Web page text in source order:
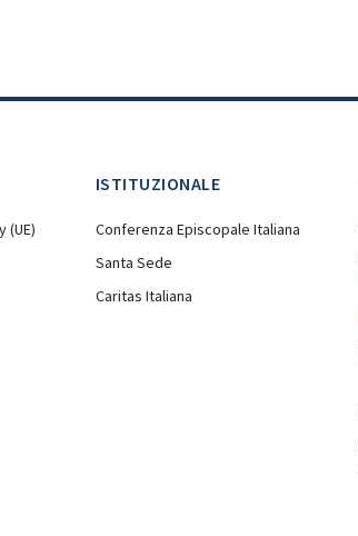
(UE)
ISTITUZIONALE
Conferenza Episcopale Italiana
Santa Sede
Caritas Italiana